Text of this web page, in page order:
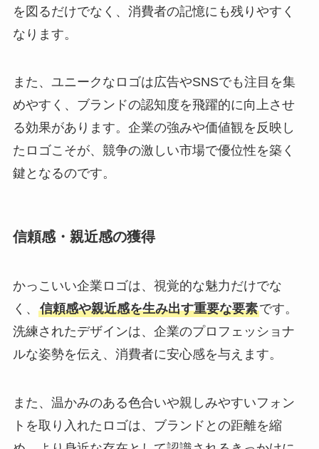
を図るだけでなく、消費者の記憶にも残りやすく
なります。
また、ユニークなロゴは広告やSNSでも注目を集
めやすく、ブランドの認知度を飛躍的に向上させ
る効果があります。企業の強みや価値観を反映し
たロゴこそが、競争の激しい市場で優位性を築く
鍵となるのです。
信頼感・親近感の獲得
かっこいい企業ロゴは、視覚的な魅力だけでな
く、 信頼感や親近感を生み出す重要な要素です。
洗練されたデザインは、企業のプロフェッショナ
ルな姿勢を伝え、消費者に安心感を与えます。
また、温かみのある色合いや親しみやすいフォン
トを取り入れたロゴは、ブランドとの距離を縮